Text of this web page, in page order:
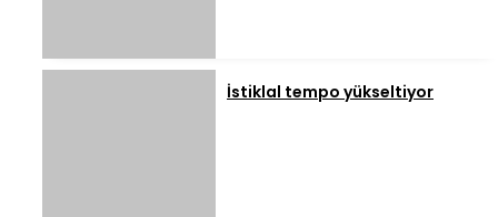
İstiklal tempo yükseltiyor